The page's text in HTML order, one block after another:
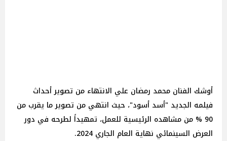
أوشك الفنان محمد رمضان علي الانتهاء من تصوير أحداث
فيلمه الجديد "أسد أسود"، حيث انتهي من تصوير ما يقرب من
90 % من مشاهده الرئيسية للعمل، تمهيداً لطرحه في دور
العرض السينمائي نهاية العام الجاري 2024.